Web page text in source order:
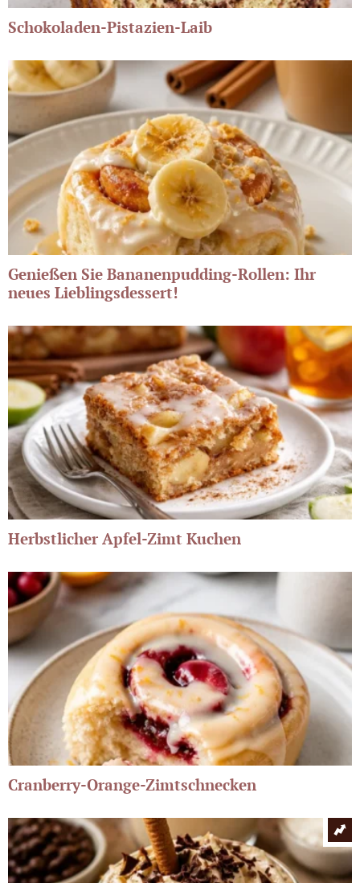
Schokoladen-Pistazien-Laib
Genießen Sie Bananenpudding-Rollen: Ihr
neues Lieblingsdessert!
Herbstlicher Apfel-Zimt Kuchen
Cranberry-Orange-Zimtschnecken